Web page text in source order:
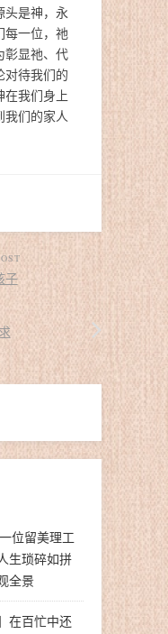
头是神，永
每一位，祂
彰显祂、代
对待我们的
在我们身上
我们的家人
子
位留美理工
生琐碎如拼
全景
在百忙中还